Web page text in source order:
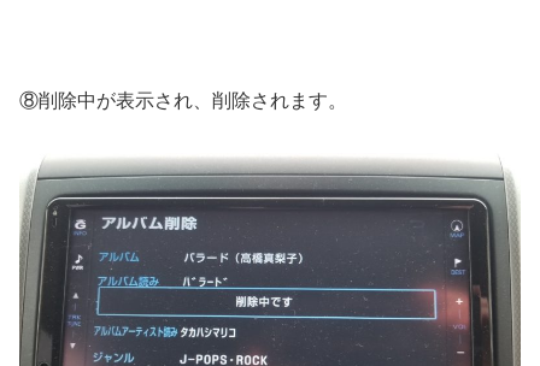
⑧削除中が表示され、削除されます。